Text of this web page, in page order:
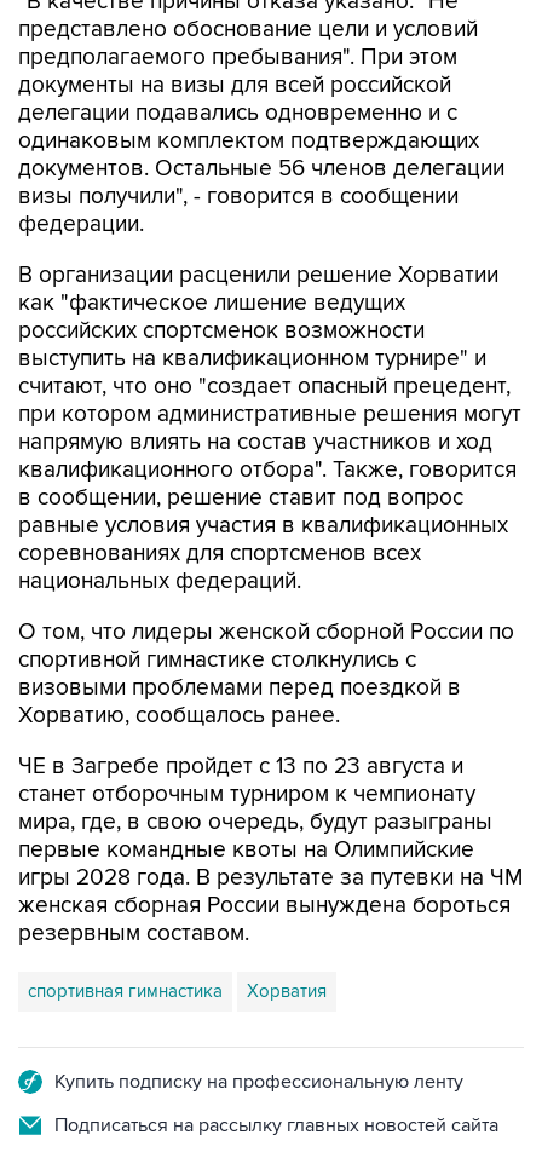
предполагаемого пребывания". При этом
документы на визы для всей российской
делегации подавались одновременно и с
одинаковым комплектом подтверждающих
документов. Остальные 56 членов делегации
визы получили", - говорится в сообщении
федерации.
В организации расценили решение Хорватии
российских спортсменок возможности
выступить на квалификационном турнире" и
считают, что оно "создает опасный прецедент,
при котором административные решения могут
напрямую влиять на состав участников и ход
квалификационного отбора". Также, говорится
в сообщении, решение ставит под вопрос
равные условия участия в квалификационных
соревнованиях для спортсменов всех
национальных федераций.
О том, что лидеры женской сборной России по
визовыми проблемами перед поездкой в
Хорватию, сообщалось ранее.
ЧЕ в Загребе пройдет с 13 по 23 августа и
мира, где, в свою очередь, будут разыграны
первые командные квоты на Олимпийские
игры 2028 года. В результате за путевки на ЧМ
женская сборная России вынуждена бороться
резервным составом.
спортивная гимнастика Хорватия
Подписаться на рассылку главных новостей сайта
Получать оперативные новости в официальном
канале